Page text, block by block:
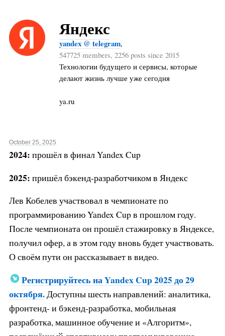
Яндекс
yandex @ telegram,
547725 members, 2256 posts since 2015
Технологии будущего и сервисы, которые
делают жизнь лучше уже сегодня
ya.ru
October 25, 2025
2024: прошёл в финал Yandex Cup
2025: пришёл бэкенд-разработчиком в Яндекс
Лев Кобелев участвовал в чемпионате по
программированию Yandex Cup в прошлом году.
После чемпионата он прошёл стажировку в Яндексе,
получил офер, а в этом году вновь будет участвовать.
О своём пути он рассказывает в видео.
Регистрируйтесь на Yandex Cup 2025 до 29
октября.Доступны шесть направлений: аналитика,
фронтенд- и бэкенд-разработка, мобильная
разработка, машинное обучение и «Алгоритм»,